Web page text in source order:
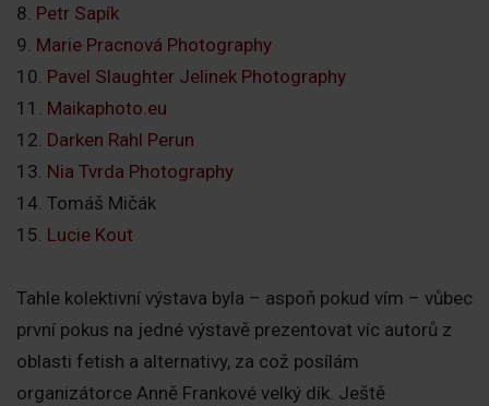
8. Petr Sapík
9. Marie Pracnová Photography
10. Pavel Slaughter Jelinek Photography
11. Maikaphoto.eu
12. Darken Rahl Perun
13. Nia Tvrda Photography
14. Tomáš Mičák
15. Lucie Kout
Tahle kolektivní výstava byla – aspoň pokud vím – vůbec
první pokus na jedné výstavě prezentovat víc autorů z
oblasti fetish a alternativy, za což posílám
organizátorce Anně Frankové velký dík. Ještě